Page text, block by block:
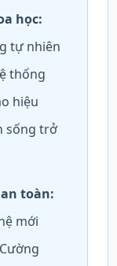
học:
tự nhiên
thống
hiệu
sống trở
toàn:
mới